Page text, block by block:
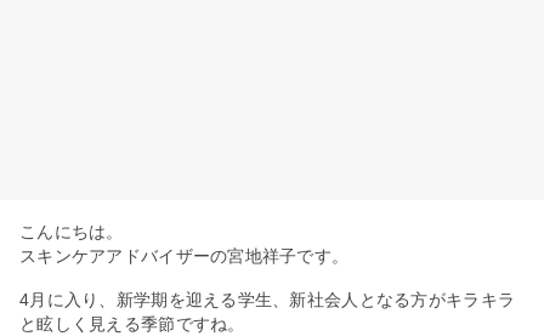
こんにちは。
スキンケアアドバイザーの宮地祥子です。
4月に入り、新学期を迎える学生、新社会人となる方がキラキラ
と眩しく見える季節ですね。